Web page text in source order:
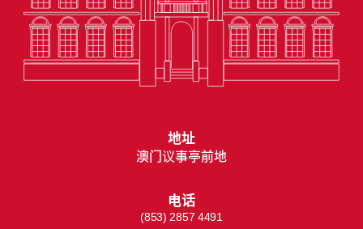
地址
澳门议事亭前地
电话
(853) 2857 4491